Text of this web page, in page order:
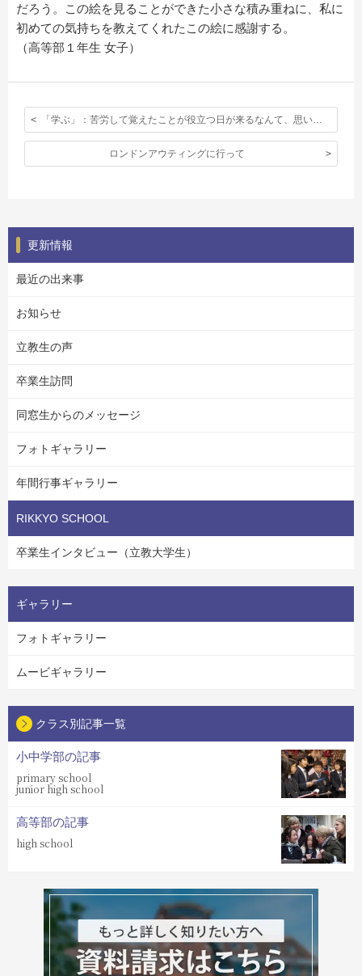
だろう。この絵を見ることができた小さな積み重ねに、私に
初めての気持ちを教えてくれたこの絵に感謝する。
（高等部１年生 女子）
ロンドンアウティングに行って
更新情報
最近の出来事
お知らせ
立教生の声
卒業生訪問
同窓生からのメッセージ
フォトギャラリー
年間行事ギャラリー
RIKKYO SCHOOL
卒業生インタビュー（立教大学生）
ギャラリー
フォトギャラリー
ムービギャラリー
クラス別記事一覧
小中学部の記事
primary school
junior high school
高等部の記事
high school